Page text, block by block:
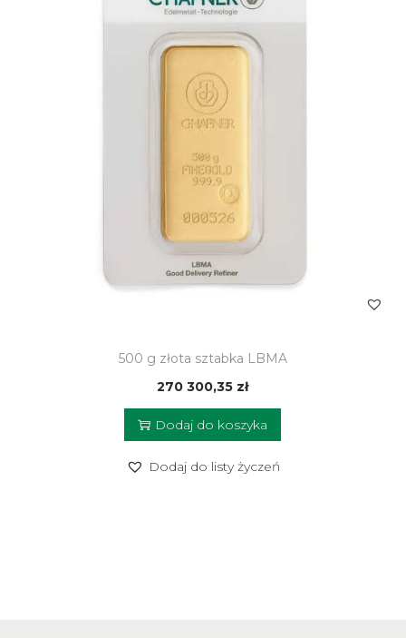
500 g złota sztabka LBMA
270 300,35 zł
Dodaj do koszyka
Dodaj do listy życzeń